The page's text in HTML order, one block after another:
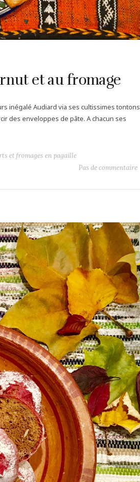
et au fromage
inégalé Audiard via ses cultissimes tontons
des enveloppes de pâte. A chacun ses
et fromages en pagaille
Pas de commentaire